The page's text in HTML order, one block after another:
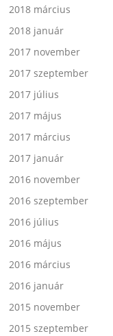
2018 március
2018 január
2017 november
2017 szeptember
2017 július
2017 május
2017 március
2017 január
2016 november
2016 szeptember
2016 július
2016 május
2016 március
2016 január
2015 november
2015 szeptember